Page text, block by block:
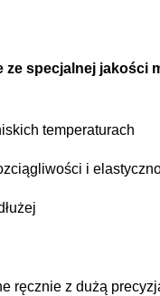
ze specjalnej
temperaturach
i
ręcznie z dużą